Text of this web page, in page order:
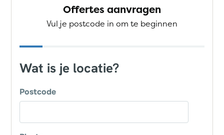
Offertes aanvragen
Vul je postcode in om te beginnen